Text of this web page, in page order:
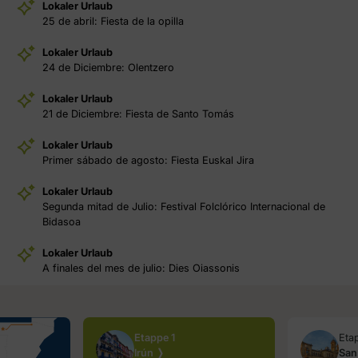
Lokaler Urlaub
25 de abril: Fiesta de la opilla
Lokaler Urlaub
24 de Diciembre: Olentzero
Lokaler Urlaub
21 de Diciembre: Fiesta de Santo Tomás
Lokaler Urlaub
Primer sábado de agosto: Fiesta Euskal Jira
Lokaler Urlaub
Segunda mitad de Julio: Festival Folclórico Internacional de
Bidasoa
Lokaler Urlaub
A finales del mes de julio: Dies Oiassonis
Etappe 1
Irún ❭